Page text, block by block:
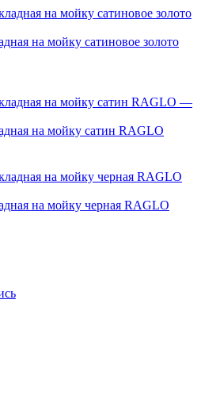
на мойку сатиновое золото
на мойку сатин RAGLO
на мойку черная RAGLO